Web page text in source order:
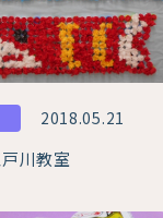
2018.05.21
川教室